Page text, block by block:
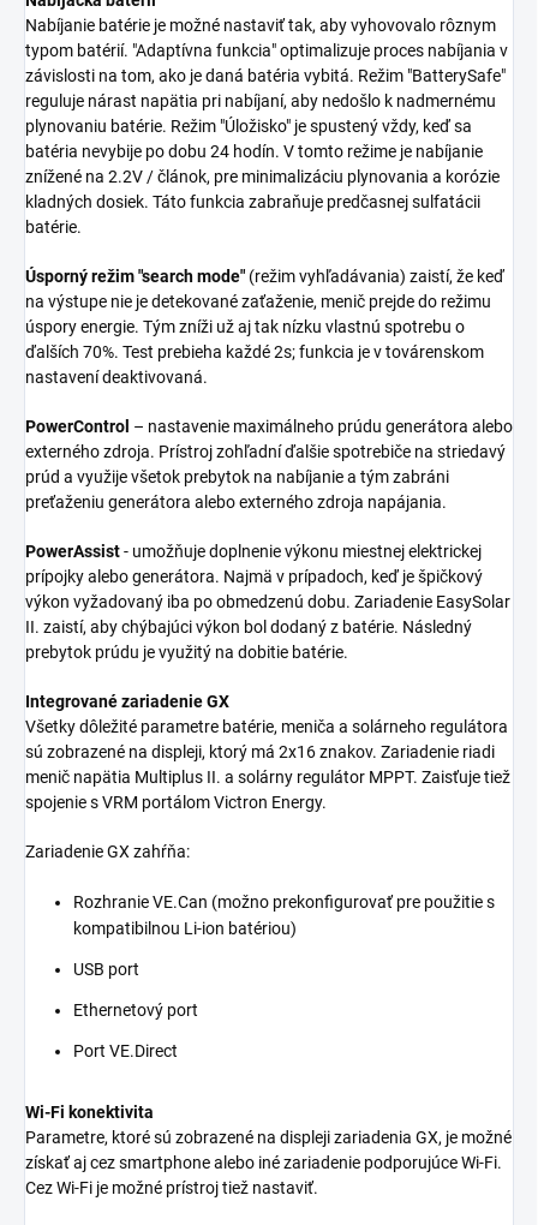
Nabíjanie batérie je možné nastaviť tak, aby vyhovovalo rôznym
typom batérií. "Adaptívna funkcia" optimalizuje proces nabíjania v
závislosti na tom, ako je daná batéria vybitá. Režim "BatterySafe"
reguluje nárast napätia pri nabíjaní, aby nedošlo k nadmernému
plynovaniu batérie. Režim "Úložisko" je spustený vždy, keď sa
batéria nevybije po dobu 24 hodín. V tomto režime je nabíjanie
znížené na 2.2V / článok, pre minimalizáciu plynovania a korózie
kladných dosiek. Táto funkcia zabraňuje predčasnej sulfatácii
batérie.
Úsporný režim "search mode" (režim vyhľadávania) zaistí, že keď
na výstupe nie je detekované zaťaženie, menič prejde do režimu
úspory energie. Tým zníži už aj tak nízku vlastnú spotrebu o
ďalších 70%. Test prebieha každé 2s; funkcia je v továrenskom
nastavení deaktivovaná.
PowerControl – nastavenie maximálneho prúdu generátora alebo
externého zdroja. Prístroj zohľadní ďalšie spotrebiče na striedavý
prúd a využije všetok prebytok na nabíjanie a tým zabráni
preťaženiu generátora alebo externého zdroja napájania.
PowerAssist- umožňuje doplnenie výkonu miestnej elektrickej
prípojky alebo generátora. Najmä v prípadoch, keď je špičkový
výkon vyžadovaný iba po obmedzenú dobu. Zariadenie EasySolar
II. zaistí, aby chýbajúci výkon bol dodaný z batérie. Následný
prebytok prúdu je využitý na dobitie batérie.
Integrované zariadenie GX
Všetky dôležité parametre batérie, meniča a solárneho regulátora
sú zobrazené na displeji, ktorý má 2x16 znakov. Zariadenie riadi
menič napätia Multiplus II. a solárny regulátor MPPT. Zaisťuje tiež
spojenie s VRM portálom Victron Energy.
Zariadenie GX zahŕňa:
Rozhranie VE.Can (možno prekonfigurovať pre použitie s
kompatibilnou Li-ion batériou)
USB port
Ethernetový port
Port VE.Direct
Wi-Fi konektivita
Parametre, ktoré sú zobrazené na displeji zariadenia GX, je možné
získať aj cez smartphone alebo iné zariadenie podporujúce Wi-Fi.
Cez Wi-Fi je možné prístroj tiež nastaviť.